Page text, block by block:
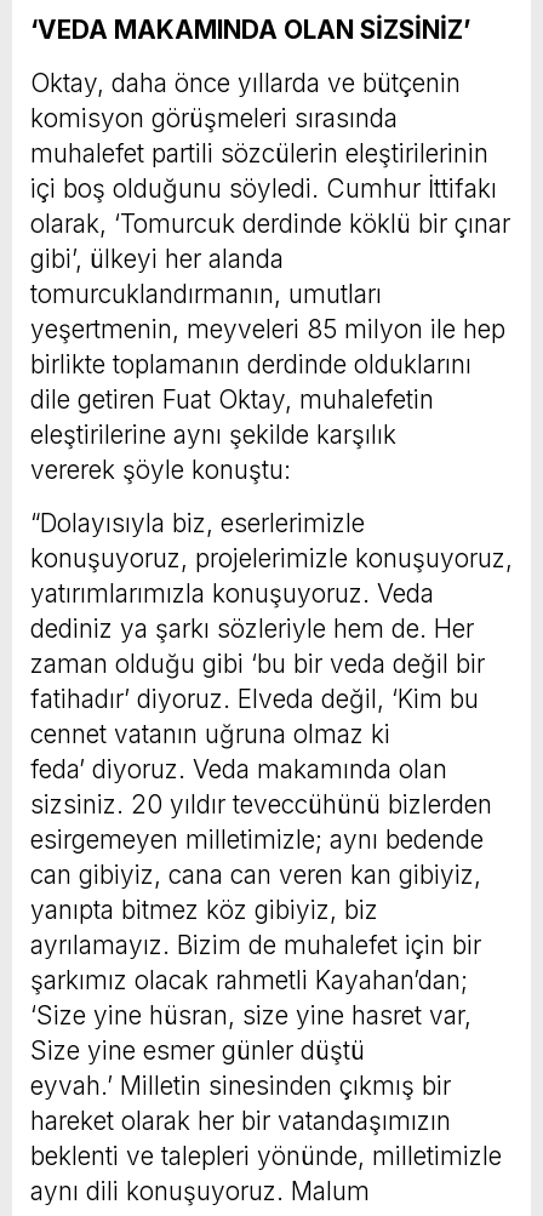
‘VEDA MAKAMINDA OLAN SİZSİNİZ’
Oktay, daha önce yıllarda ve bütçenin
komisyon görüşmeleri sırasında
muhalefet partili sözcülerin eleştirilerinin
içi boş olduğunu söyledi. Cumhur İttifakı
olarak, ‘Tomurcuk derdinde köklü bir çınar
gibi’, ülkeyi her alanda
tomurcuklandırmanın, umutları
yeşertmenin, meyveleri 85 milyon ile hep
birlikte toplamanın derdinde olduklarını
dile getiren Fuat Oktay, muhalefetin
eleştirilerine aynı şekilde karşılık
vererek şöyle konuştu:
“Dolayısıyla biz, eserlerimizle
konuşuyoruz, projelerimizle konuşuyoruz,
yatırımlarımızla konuşuyoruz. Veda
dediniz ya şarkı sözleriyle hem de. Her
zaman olduğu gibi ‘bu bir veda değil bir
fatihadır’ diyoruz. Elveda değil, ‘Kim bu
cennet vatanın uğruna olmaz ki
feda’ diyoruz. Veda makamında olan
sizsiniz. 20 yıldır teveccühünü bizlerden
esirgemeyen milletimizle; aynı bedende
can gibiyiz, cana can veren kan gibiyiz,
yanıpta bitmez köz gibiyiz, biz
ayrılamayız. Bizim de muhalefet için bir
şarkımız olacak rahmetli Kayahan’dan;
‘Size yine hüsran, size yine hasret var,
Size yine esmer günler düştü
eyvah.’ Milletin sinesinden çıkmış bir
hareket olarak her bir vatandaşımızın
beklenti ve talepleri yönünde, milletimizle
aynı dili konuşuyoruz. Malum